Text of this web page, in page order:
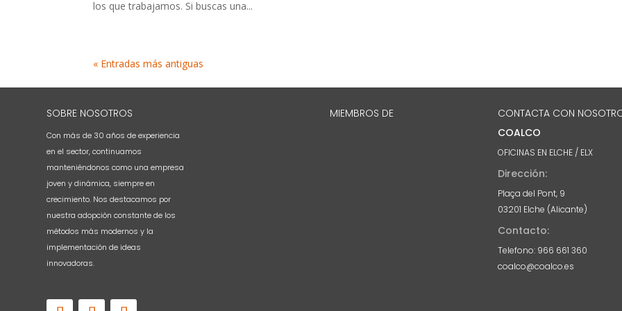
los que trabajamos. Si buscas una...
« Entradas más antiguas
SOBRE NOSOTROS
Con más de 30 años de experiencia
en el sector, continuamos
manteniéndonos como una empresa
joven y dinámica, siempre en
crecimiento. Nos destacamos por
nuestra adopción constante de los
métodos más modernos y la
implementación de ideas
innovadoras.
MIEMBROS DE
CONTACTA CON
COALCO
OFICINAS EN ELCHE / ELX
Dirección:
Plaça del Pont, 9
03201 Elche (Alicante)
Contacto:
Telefono: 966 661 360
coalco@coalco.es